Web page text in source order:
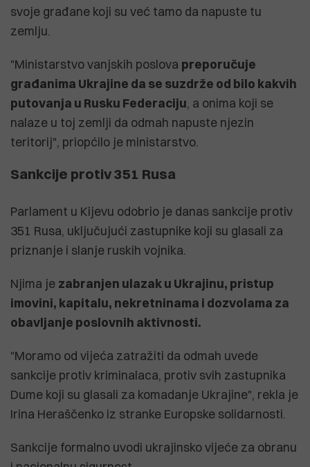
svoje građane koji su već tamo da napuste tu
zemlju.
"Ministarstvo vanjskih poslova preporučuje
građanima Ukrajine da se suzdrže od bilo kakvih
putovanja u Rusku Federaciju, a onima koji se
nalaze u toj zemlji da odmah napuste njezin
teritorij", priopćilo je ministarstvo.
Sankcije protiv 351 Rusa
Parlament u Kijevu odobrio je danas sankcije protiv
351 Rusa, uključujući zastupnike koji su glasali za
priznanje i slanje ruskih vojnika.
Njima je zabranjen ulazak u Ukrajinu, pristup
imovini, kapitalu, nekretninama i dozvolama za
obavljanje poslovnih aktivnosti.
"Moramo od vijeća zatražiti da odmah uvede
sankcije protiv kriminalaca, protiv svih zastupnika
Dume koji su glasali za komadanje Ukrajine", rekla je
Irina Heraščenko iz stranke Europske solidarnosti.
Sankcije formalno uvodi ukrajinsko vijeće za obranu